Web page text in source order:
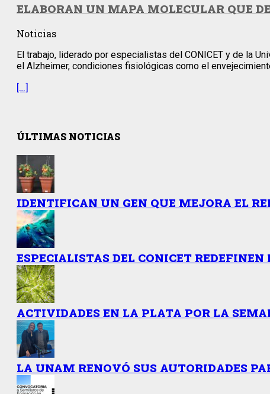
ELABORAN UN MAPA MOLECULAR QUE
Noticias
El trabajo, liderado por especialistas del CONICET y de la
el Alzheimer, condiciones fisiológicas como el
[…]
ÚLTIMAS NOTICIAS
IDENTIFICAN UN GEN QUE MEJORA EL
ESPECIALISTAS DEL CONICET
ACTIVIDADES EN LA PLATA POR LA
LA UNAM RENOVÓ SUS AUTORIDADES